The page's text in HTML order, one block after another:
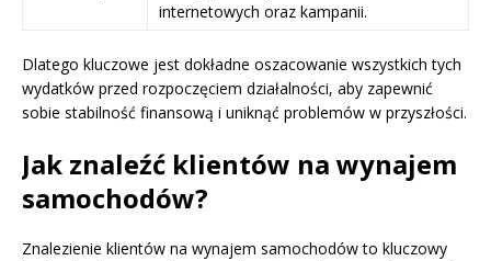
internetowych oraz kampanii.
Dlatego kluczowe jest dokładne oszacowanie wszystkich tych
wydatków przed rozpoczęciem działalności, aby zapewnić
sobie stabilność finansową i uniknąć problemów w przyszłości.
Jak znaleźć klientów na wynajem
samochodów?
Znalezienie klientów na wynajem samochodów to kluczowy